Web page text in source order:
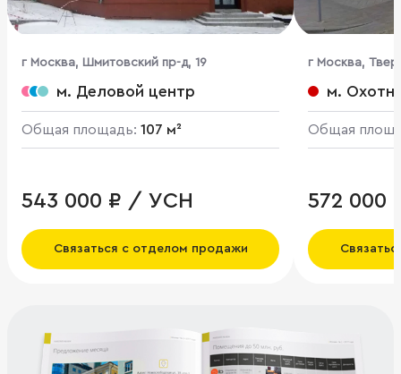
г Москва, Шмитовский пр-д, 19
м. Деловой центр
Общая площадь: 107 м²
543 000 ₽ / УСН
Связаться с отделом продажи
г Москва,
м.
Общая
572